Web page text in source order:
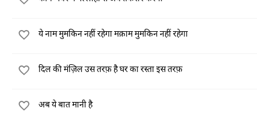
ये नाम मुमकिन नहीं रहेगा मक़ाम मुमकिन नहीं रहेगा
दिल की मंज़िल उस तरफ़ है घर का रस्ता इस तरफ़
अब ये बात मानी है